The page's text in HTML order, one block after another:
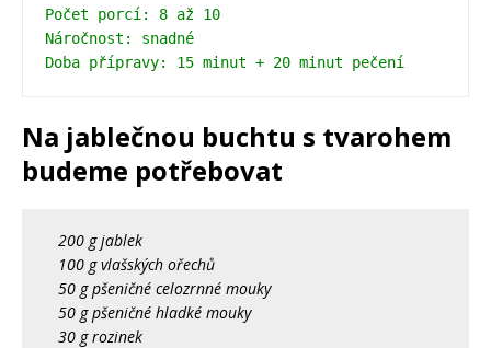
Počet porcí: 8 až 10
Náročnost: snadné
Doba přípravy: 15 minut + 20 minut pečení
Na jablečnou buchtu s tvarohem
budeme potřebovat
200 g jablek
100 g vlašských ořechů
50 g pšeničné celozrnné mouky
50 g pšeničné hladké mouky
30 g rozinek